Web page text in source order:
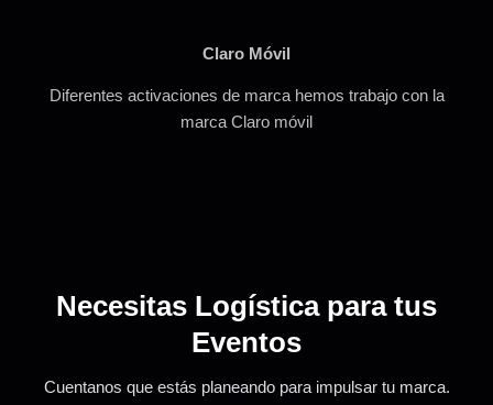
Claro Móvil
Diferentes activaciones de marca hemos trabajo con la
marca Claro móvil
Necesitas Logística para tus
Eventos
Cuentanos que estás planeando para impulsar tu marca.